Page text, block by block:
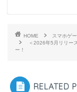
HOME スマホゲ
＜2026年5月リリー
ー！
RELATED